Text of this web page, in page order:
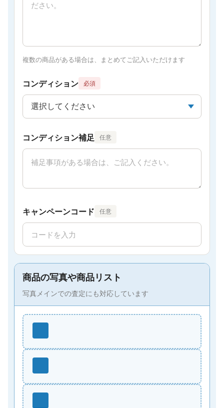
複数の商品がある場合は、まとめてご記入いただけます
コンディション 必須
コンディション補足 任意
キャンペーンコード 任意
商品の写真や商品リスト
写真メインでの査定にも対応しています